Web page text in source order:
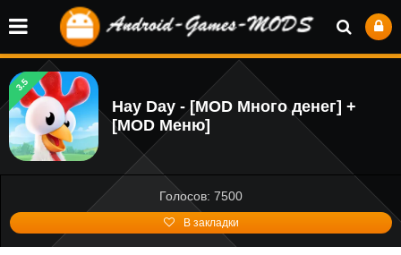
3.5
Hay Day - [MOD Много денег] +
[MOD Меню]
Голосов: 7500
В закладки